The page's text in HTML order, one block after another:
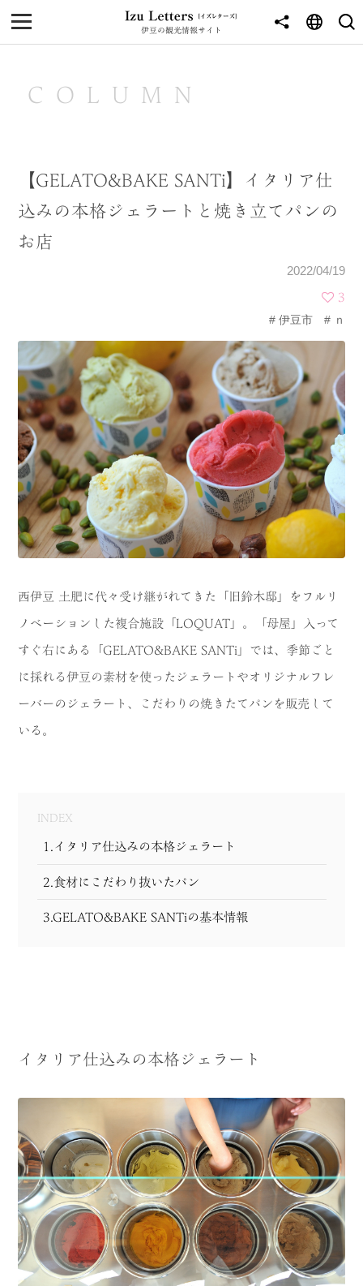
伊豆の観光情報サイト
MENU
NEWS
東伊豆
CATEGORY
海 岬
温泉 花
池・滝・川 山・公園・棚田
町並み 観光施設
動物と触れ合える場所 カフェ・スイーツ
神社仏閣 食
人 洞窟・島
体験 宿
ABOUT
COLUMN
COLUMN
【GELATO&BAKE SANTi】イタリア仕
込みの本格ジェラートと焼き立てパンの
お店
2022/04/19
3
伊豆市
ｎ
西伊豆 土肥に代々受け継がれてきた「旧鈴木邸」をフルリ
ノベーションした複合施設「LOQUAT」。「母屋」入って
すぐ右にある「GELATO&BAKE SANTi」では、季節ごと
に採れる伊豆の素材を使ったジェラートやオリジナルフレ
ーバーのジェラート、こだわりの焼きたてパンを販売して
いる。
INDEX
1.イタリア仕込みの本格ジェラート
2.食材にこだわり抜いたパン
3.GELATO&BAKE SANTiの基本情報
イタリア仕込みの本格ジェラート